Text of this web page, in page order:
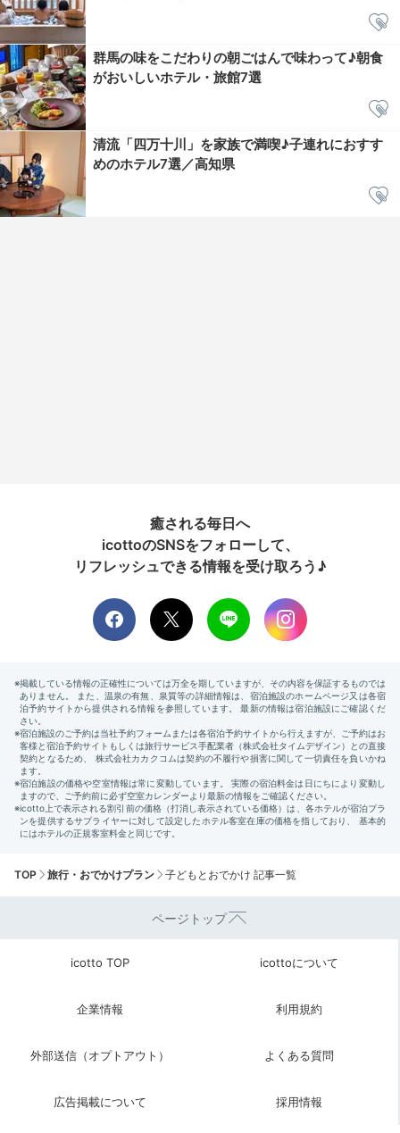
群馬の味をこだわりの朝ごはんで味わって♪朝食
がおいしいホテル・旅館7選
清流「四万十川」を家族で満喫♪子連れにおすす
めのホテル7選／高知県
癒される毎日へ
icottoのSNSをフォローして、
リフレッシュできる情報を受け取ろう♪
TOP 旅行・おでかけプラン 子どもとおでかけ 記事一覧
ページトップ
icotto TOP icottoについて
企業情報 利用規約
外部送信（オプトアウト） よくある質問
広告掲載について 採用情報